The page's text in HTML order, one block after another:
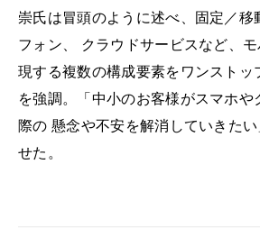
崇氏は冒頭のように述べ、固定／移
フォン、 クラウドサービスなど、
現する複数の構成要素をワンストッ
を強調。「中小のお客様がスマホや
際の 懸念や不安を解消していきた
せた。